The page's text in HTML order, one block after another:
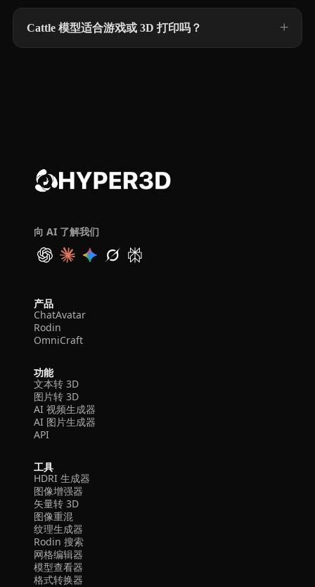
Cattle 模型适合游戏或 3D 打印吗？
向 AI 了解我们
产品
ChatAvatar
Rodin
OmniCraft
功能
文本转 3D
图片转 3D
AI 视频生成器
AI 图片生成器
API
工具
HDRI 生成器
图像增强器
矢量转 3D
图像重混
纹理生成器
Rodin 搜索
网格编辑器
模型查看器
格式转换器